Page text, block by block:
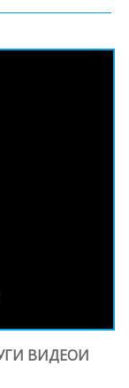
ВИДЕОИ